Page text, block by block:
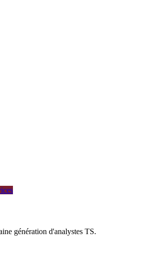
génération d'analystes TS.